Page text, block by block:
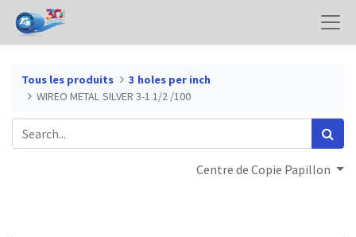
Tous les produits
3 holes per inch
WIREO METAL SILVER 3-1 1/2 /100
Centre de Copie Papillon